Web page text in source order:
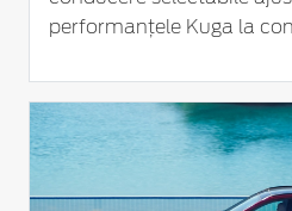
performanțele Kuga la